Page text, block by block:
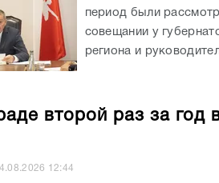
период были
совещании у
региона и
второй раз за год
12:44